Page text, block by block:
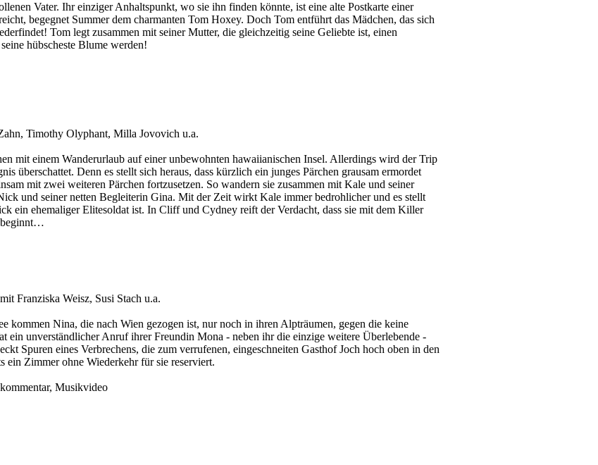
Vater. Ihr einziger Anhaltspunkt, wo sie ihn finden könnte, ist eine alte Postkarte einer
begegnet Summer dem charmanten Tom Hoxey. Doch Tom entführt das Mädchen, das sich
Tom legt zusammen mit seiner Mutter, die gleichzeitig seine Geliebte ist, einen
hübscheste Blume werden!
Timothy Olyphant, Milla Jovovich u.a.
mit einem Wanderurlaub auf einer unbewohnten hawaiianischen Insel. Allerdings wird der Trip
überschattet. Denn es stellt sich heraus, dass kürzlich ein junges Pärchen grausam ermordet
mit zwei weiteren Pärchen fortzusetzen. So wandern sie zusammen mit Kale und seiner
und seiner netten Begleiterin Gina. Mit der Zeit wirkt Kale immer bedrohlicher und es stellt
ein ehemaliger Elitesoldat ist. In Cliff und Cydney reift der Verdacht, dass sie mit dem Killer
beginnt…
Franziska Weisz, Susi Stach u.a.
kommen Nina, die nach Wien gezogen ist, nur noch in ihren Alpträumen, gegen die keine
ein unverständlicher Anruf ihrer Freundin Mona - neben ihr die einzige weitere Überlebende -
Spuren eines Verbrechens, die zum verrufenen, eingeschneiten Gasthof Joch hoch oben in den
ein Zimmer ohne Wiederkehr für sie reserviert.
Musikvideo